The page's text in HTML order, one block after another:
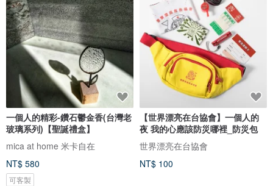
一個人的精彩-鑽石鬱金香(台灣老
玻璃系列)【聖誕禮盒】
mica at home 米卡自在
NT$ 580
可客製
【世界漂亮在台協會】一個人的
夜 我的心應該防災哪裡_防災包
世界漂亮在台協會
NT$ 100